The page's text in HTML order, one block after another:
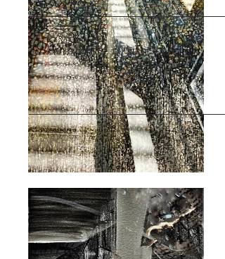
exhibition list תערוכות מציגות